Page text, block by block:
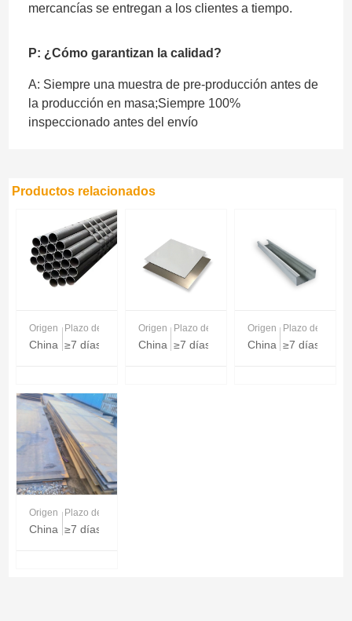
mercancías se entregan a los clientes a tiempo.
P: ¿Cómo garantizan la calidad?
A: Siempre una muestra de pre-producción antes de
la producción en masa;Siempre 100%
inspeccionado antes del envío
Productos relacionados
Origen
China
Plazo de entrega
≥7 días
Origen
China
Plazo de entrega
≥7 días
Origen
China
Plazo de
≥7 días
Origen
China
Plazo de entrega
≥7 días